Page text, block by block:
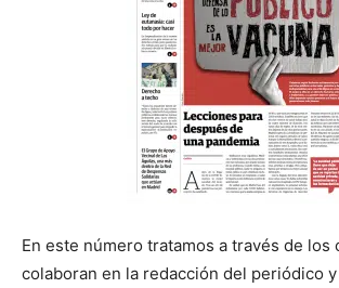
En este número tratamos a través de los
colaboran en la redacción del periódico